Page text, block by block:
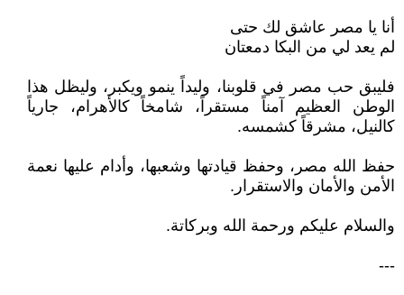
أنا يا مصر عاشق لك حتى
لم يعد لي من البكا دمعتان
فليبق حب مصر في قلوبنا، وليداً ينمو ويكبر، وليظل هذا
الوطن العظيم آمناً مستقراً، شامخاً كالأهرام، جارياً
كالنيل، مشرقاً كشمسه.
حفظ الله مصر، وحفظ قيادتها وشعبها، وأدام عليها نعمة
الأمن والأمان والاستقرار.
والسلام عليكم ورحمة الله وبركاتة.
---